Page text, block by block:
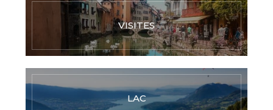
VISITES
LAC